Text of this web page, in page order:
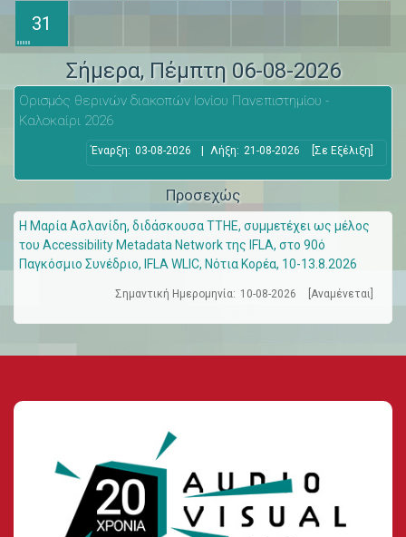
31
Σήμερα, Πέμπτη 06-08-2026
Ορισμός θερινών διακοπών Ιονίου Πανεπιστημίου -
Καλοκαίρι 2026
Έναρξη: 03-08-2026 Λήξη: 21-08-2026 [Σε Εξέλιξη]
Προσεχώς
Η Μαρία Ασλανίδη, διδάσκουσα ΤΤΗΕ, συμμετέχει ως μέλος
του Accessibility Metadata Network της IFLA, στο 90ό
Παγκόσμιο Συνέδριο, IFLA WLIC, Νότια Κορέα, 10-13.8.2026
Σημαντική Ημερομηνία: 10-08-2026 [Αναμένεται]